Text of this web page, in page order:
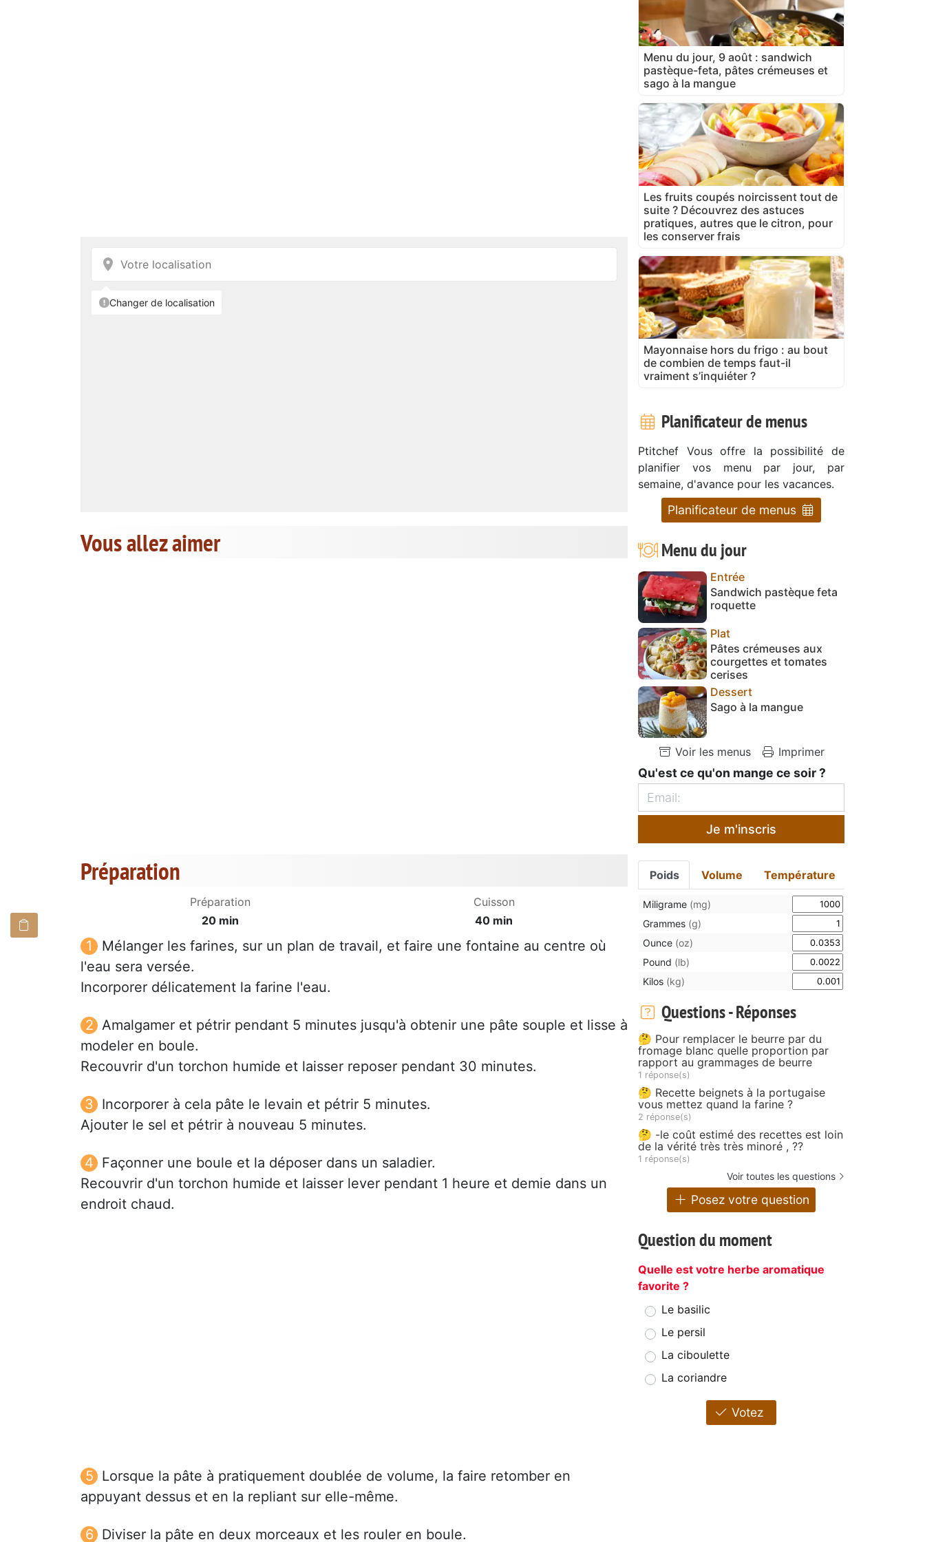
Vous allez aimer
Préparation
Préparation
20 min
Cuisson
40 min
Mélanger les farines, sur un plan de travail, et faire une fontaine au centre où
l'eau sera versée.
Incorporer délicatement la farine l'eau.
Amalgamer et pétrir pendant 5 minutes jusqu'à obtenir une pâte souple et lisse à
modeler en boule.
Recouvrir d'un torchon humide et laisser reposer pendant 30 minutes.
Incorporer à cela pâte le levain et pétrir 5 minutes.
Ajouter le sel et pétrir à nouveau 5 minutes.
Façonner une boule et la déposer dans un saladier.
Recouvrir d'un torchon humide et laisser lever pendant 1 heure et demie dans un
endroit chaud.
Lorsque la pâte à pratiquement doublée de volume, la faire retomber en
appuyant dessus et en la repliant sur elle-même.
Diviser la pâte en deux morceaux et les rouler en boule.
Menu du jour, 9 août : sandwich
pastèque-feta, pâtes crémeuses et
sago à la mangue
Les fruits coupés noircissent tout de
suite ? Découvrez des astuces
pratiques, autres que le citron, pour
les conserver frais
Mayonnaise hors du frigo : au bout
de combien de temps faut-il
vraiment s’inquiéter ?
Planificateur de menus
Ptitchef Vous offre la possibilité de
planifier vos menu par jour, par
semaine, d'avance pour les vacances.
Planificateur de menus
Menu du jour
Entrée
Sandwich pastèque feta
roquette
Plat
Pâtes crémeuses aux
courgettes et tomates
cerises
Dessert
Sago à la mangue
Voir les menus Imprimer
Qu'est ce qu'on mange ce soir ?
Je m'inscris
Poids Volume Température
Miligrame (mg)
Grammes (g)
Ounce (oz)
Pound (lb)
Kilos (kg)
Questions - Réponses
🤔 Pour remplacer le beurre par du
fromage blanc quelle proportion par
rapport au grammages de beurre
1 réponse(s)
🤔 Recette beignets à la portugaise
vous mettez quand la farine ?
2 réponse(s)
🤔 -le coût estimé des recettes est loin
de la vérité très très minoré , ??
1 réponse(s)
Voir toutes les questions
Posez votre question
Question du moment
Quelle est votre herbe aromatique
favorite ?
Le basilic
Le persil
La ciboulette
La coriandre
Votez